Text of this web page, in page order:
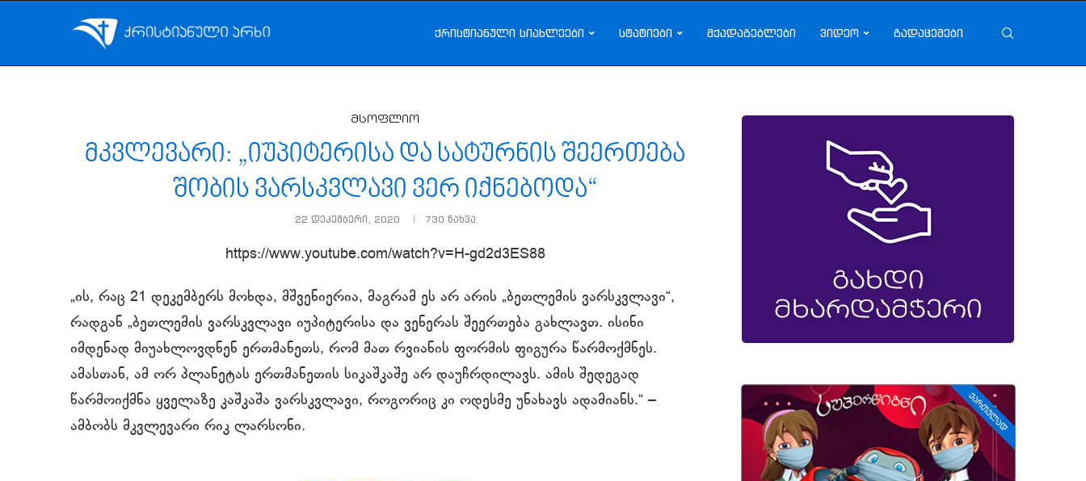
ქრისტიანული სიახლეები სტატიები მქადაგებლები ვიდეო გადაცემები
მსოფლიო
მკვლევარი: „იუპიტერისა და სატურნის შეერთება
შობის ვარსკვლავი ვერ იქნებოდა“
22 დეკემბერი, 2020 730 ნახვა
https://www.youtube.com/watch?v=H-gd2d3ES88
„ის, რაც 21 დეკემბერს მოხდა, მშვენიერია, მაგრამ ეს არ არის „ბეთლემის ვარსკვლავი“,
რადგან „ბეთლემის ვარსკვლავი იუპიტერისა და ვენერას შეერთება გახლავთ. ისინი
იმდენად მიუახლოვდნენ ერთმანეთს, რომ მათ რვიანის ფორმის ფიგურა წარმოქმნეს.
ამასთან, ამ ორ პლანეტას ერთმანეთის სიკაშკაშე არ დაუჩრდილავს. ამის შედეგად
წარმოიქმნა ყველაზე კაშკაშა ვარსკვლავი, როგორიც კი ოდესმე უნახავს ადამიანს.“ –
ამბობს მკვლევარი რიკ ლარსონი.